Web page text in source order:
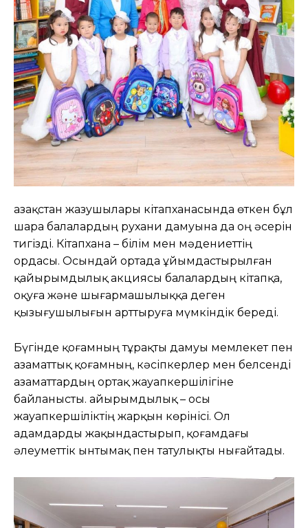
Қазақстан жазушылары кітапханасында өткен бұл
шара балалардың рухани дамуына да оң әсерін
тигізді. Кітапхана – білім мен мәдениеттің
ордасы. Осындай ортада ұйымдастырылған
қайырымдылық акциясы балалардың кітапқа,
оқуға және шығармашылыққа деген
қызығушылығын арттыруға мүмкіндік береді.
Бүгінде қоғамның тұрақты дамуы мемлекет пен
азаматтық қоғамның, кәсіпкерлер мен белсенді
азаматтардың ортақ жауапкершілігіне
байланысты. Қайырымдылық – осы
жауапкершіліктің жарқын көрінісі. Ол
адамдарды жақындастырып, қоғамдағы
әлеуметтік ынтымақ пен татулықты нығайтады.